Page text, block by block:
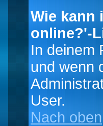
Wie kann
online?'-
In deinem
und wenn
User.
Nach oben